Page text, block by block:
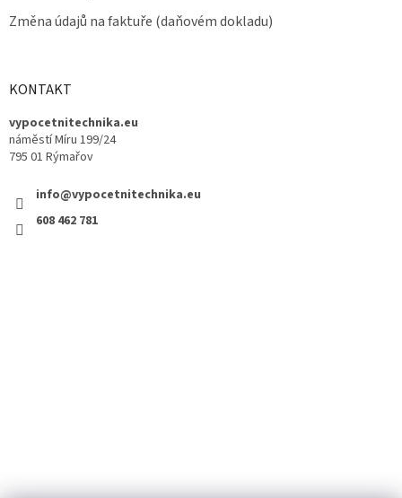
Změna údajů na faktuře (daňovém dokladu)
KONTAKT
vypocetnitechnika.eu
náměstí Míru 199/24
795 01 Rýmařov
info@vypocetnitechnika.eu
608 462 781